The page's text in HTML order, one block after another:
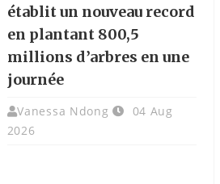
établit un nouveau record
en plantant 800,5
millions d’arbres en une
journée
Vanessa Ndong
04 Aug
2026